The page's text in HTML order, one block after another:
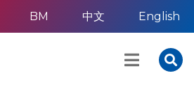
BM 中文 English